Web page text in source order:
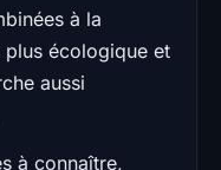
à la
plus écologique et
aussi
à connaître,